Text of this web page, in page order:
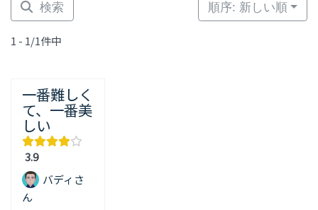
検索
1 - 1/1件中
順序: 新しい順
一番難しく
て、一番美
しい
3.9
バディさ
ん